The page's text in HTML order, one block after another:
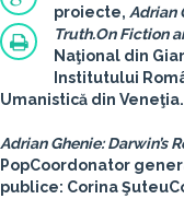
proiecte, Adrian
Truth.On Fiction
Naţional din
Institutului
Umanistică din Veneţia.
Adrian Ghenie: Darwin’s
PopCoordonator
publice: Corina Şuteu